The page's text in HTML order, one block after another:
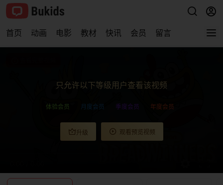
首页 动画 电影 教材 快讯 会员 留言
只允许以下等级用户查看该视频
体验会员 月度会员 季度会员 年度会员
升级 观看预览视频